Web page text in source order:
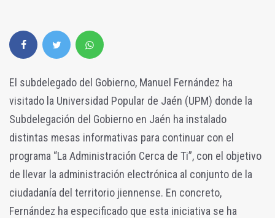
El subdelegado del Gobierno, Manuel Fernández ha
visitado la Universidad Popular de Jaén (UPM) donde la
Subdelegación del Gobierno en Jaén ha instalado
distintas mesas informativas para continuar con el
programa “La Administración Cerca de Ti”, con el objetivo
de llevar la administración electrónica al conjunto de la
ciudadanía del territorio jiennense. En concreto,
Fernández ha especificado que esta iniciativa se ha